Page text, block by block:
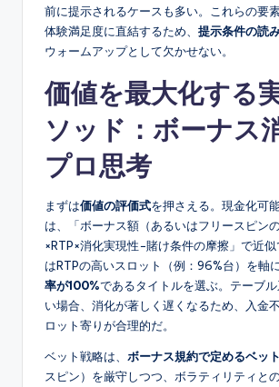
前に提示されるケースも多い。これらの要
体験満足度に直結するため、 提示条件の読
ウォームアップとして欠かせない。
価値を最大化する
ソッド：ボーナス
プロ思考
まずは価値の評価式を押さえる。現金化可
は、「ボーナス額（あるいはフリースピンの
×RTP×消化実現性−賭け条件の摩擦」で近
はRTPの高いスロット（例：96%台）を軸に
率が100%であるタイトルを選ぶ。テーブ
い場合、消化が著しく遅くなるため、入金
ロット寄りが合理的だ。
ベット戦略は、 ボーナス規約で定めるベッ
スピン）を厳守しつつ、ボラティリティと